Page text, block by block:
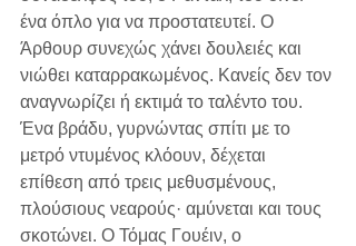
ένα όπλο για να προστατευτεί. Ο
Άρθουρ συνεχώς χάνει δουλειές και
νιώθει καταρρακωμένος. Κανείς δεν τον
αναγνωρίζει ή εκτιμά το ταλέντο του.
Ένα βράδυ, γυρνώντας σπίτι με το
μετρό ντυμένος κλόουν, δέχεται
επίθεση από τρεις μεθυσμένους,
πλούσιους νεαρούς· αμύνεται και τους
σκοτώνει. Ο Τόμας Γουέιν, ο